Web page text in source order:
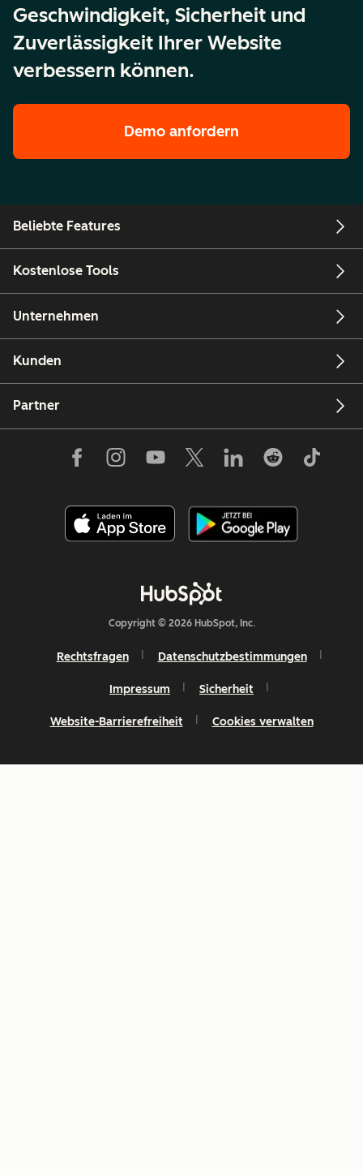
Geschwindigkeit, Sicherheit und
Zuverlässigkeit Ihrer Website
verbessern können.
Demo anfordern
Beliebte Features
Kostenlose Tools
Unternehmen
Kunden
Partner
Copyright © 2026 HubSpot, Inc.
Rechtsfragen Datenschutzbestimmungen
Impressum Sicherheit
Website-Barrierefreiheit Cookies verwalten